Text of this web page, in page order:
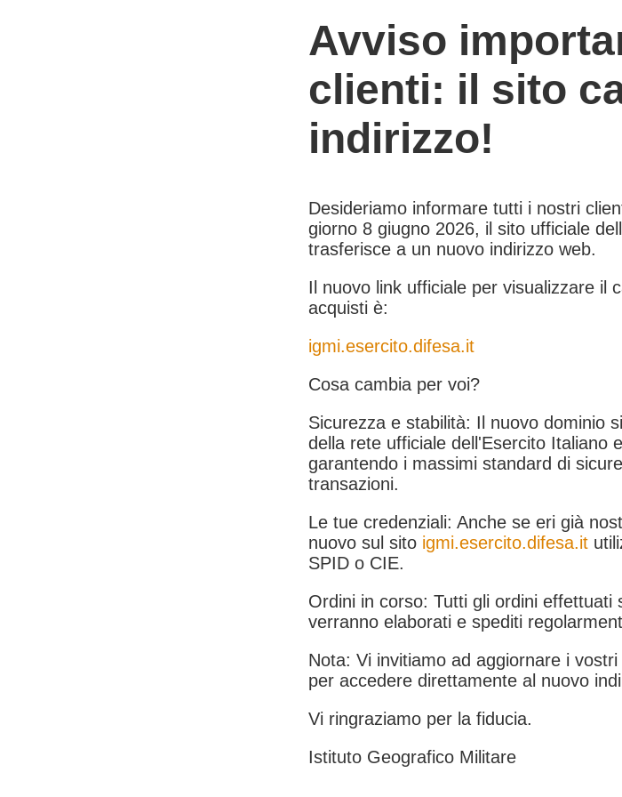
Avviso
clienti: il sito
indirizzo!
Desideriamo informare tutti i nostri
giorno 8 giugno 2026, il sito ufficiale
trasferisce a un nuovo indirizzo web.
Il nuovo link ufficiale per visualizzare il
acquisti è:
igmi.esercito.difesa.it
Cosa cambia per voi?
Sicurezza e stabilità: Il nuovo dominio
della rete ufficiale dell'Esercito Italiano
garantendo i massimi standard di
transazioni.
Le tue credenziali: Anche se eri già
nuovo sul sito igmi.esercito.difesa.it
SPID o CIE.
Ordini in corso: Tutti gli ordini effettuati
verranno elaborati e spediti
Nota: Vi invitiamo ad aggiornare i
per accedere direttamente al nuovo
Vi ringraziamo per la fiducia.
Istituto Geografico Militare